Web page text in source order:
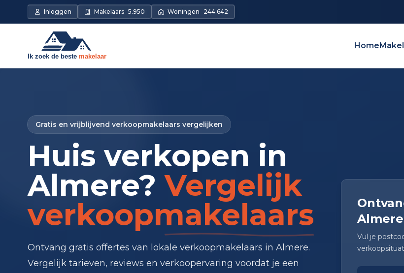
Inloggen Makelaars 5.950 Woningen 244.642
Home
Gratis en vrijblijvend verkoopmakelaars vergelijken
Huis verkopen in
Almere?Vergelijk
verkoopmakelaars
Ontvang gratis offertes van lokale verkoopmakelaars in Almere.
Vergelijk tarieven, reviews en verkoopervaring voordat je een
Almere
Vul je